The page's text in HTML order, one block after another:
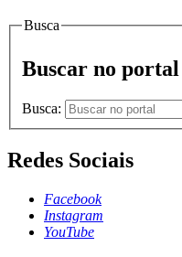
Busca
Buscar no portal
Busca:
Redes Sociais
Facebook
Instagram
YouTube